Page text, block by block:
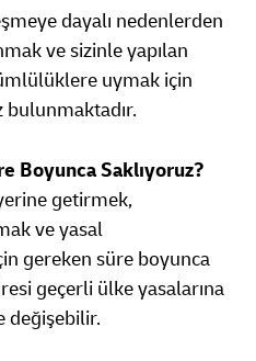
dayalı nedenlerden
ve sizinle yapılan
uymak için
bulunmaktadır.
Boyunca Saklıyoruz?
getirmek,
ve yasal
gereken süre boyunca
geçerli ülke yasalarına
değişebilir.